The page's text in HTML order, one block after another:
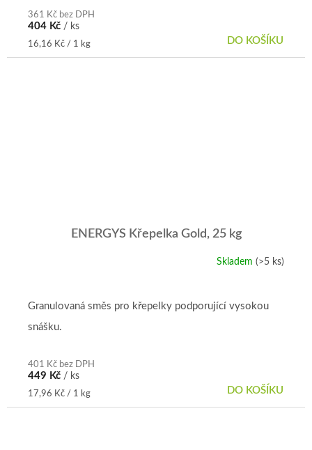
361 Kč bez DPH
404 Kč / ks
Měrná
cena:
16,16 Kč / 1 kg DO KOŠÍKU
ENERGYS Křepelka Gold, 25 kg
Skladem (>5 ks)
401 Kč bez DPH
449 Kč / ks
Měrná
cena:
17,96 Kč / 1 kg DO KOŠÍKU
Granulovaná směs pro křepelky podporující vysokou
snášku.